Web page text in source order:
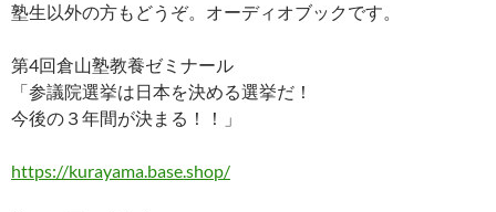
塾生以外の方もどうぞ。オーディオブックです。
第4回倉山塾教養ゼミナール
「参議院選挙は日本を決める選挙だ！
今後の３年間が決まる！！」
https://kurayama.base.shop/